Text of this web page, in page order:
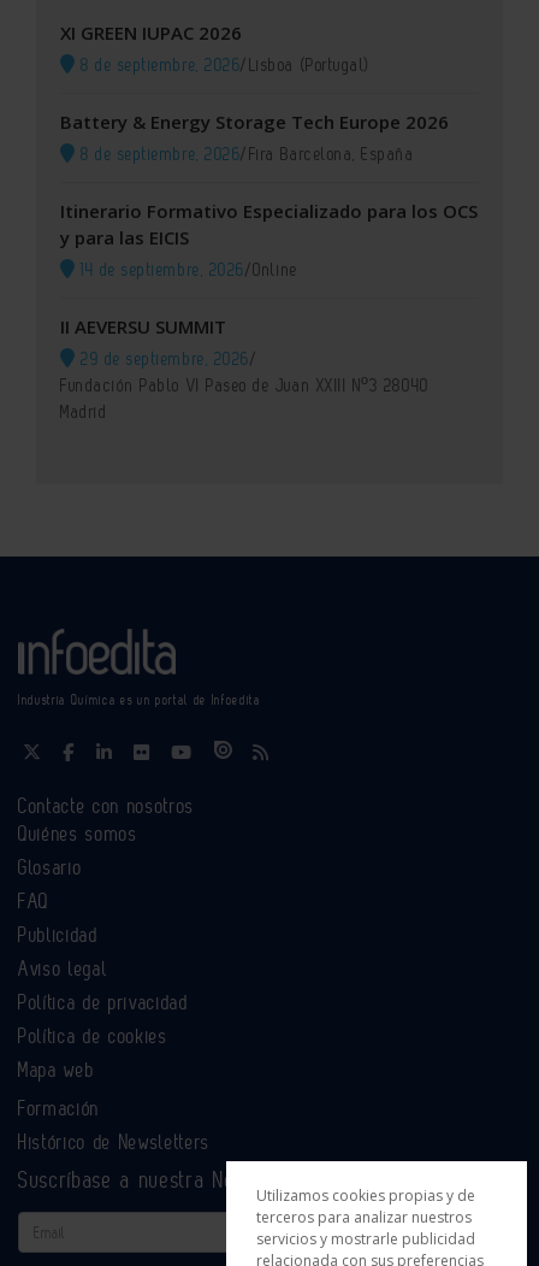
XI GREEN IUPAC 2026
8 de septiembre, 2026/Lisboa (Portugal)
Battery & Energy Storage Tech Europe 2026
8 de septiembre, 2026/Fira Barcelona, España
Itinerario Formativo Especializado para los OCS
y para las EICIS
14 de septiembre, 2026/Online
II AEVERSU SUMMIT
29 de septiembre, 2026/
Fundación Pablo VI Paseo de Juan XXIII Nº3 28040
Madrid
Industria Química es un portal de Infoedita
Contacte con nosotros
Quiénes somos
Glosario
FAQ
Publicidad
Aviso legal
Política de privacidad
Política de cookies
Mapa web
Formación
Histórico de Newsletters
Suscríbase a nuestra Newsletter
Email
Utilizamos cookies propias y de
terceros para analizar nuestros
servicios y mostrarle publicidad
relacionada con sus preferencias